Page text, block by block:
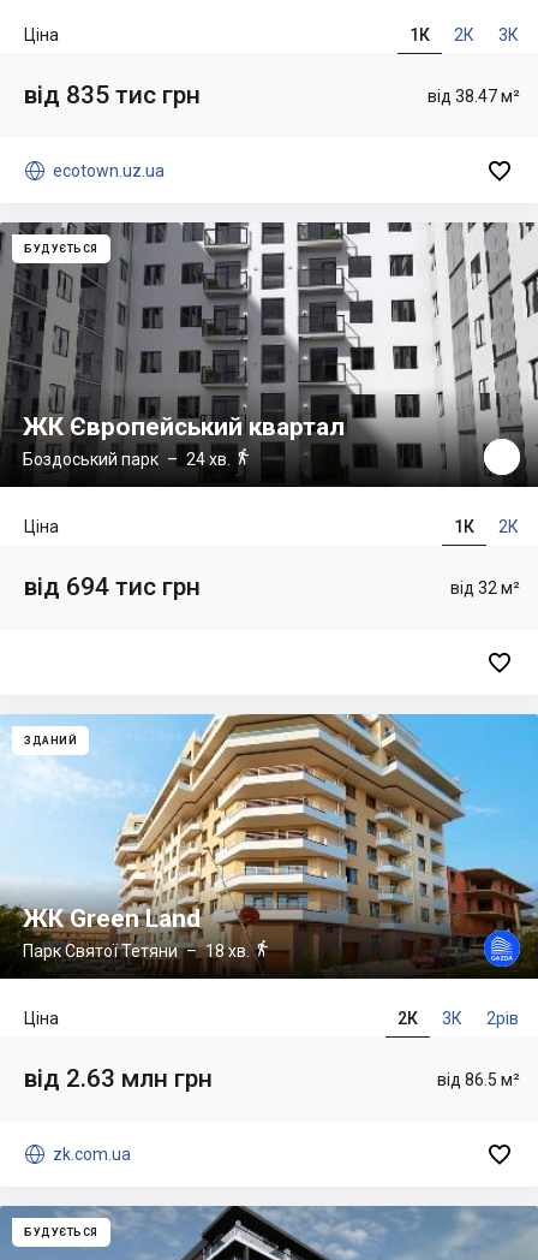
1К 2К 3К
Ціна
від 38.47 м²
від 835 тис грн
 ecotown.uz.ua 
БУДУЄТЬСЯ
ЖК Європейський квартал
Боздоський парк – 24 хв. 
1К 2К
Ціна
від 32 м²
від 694 тис грн

ЗДАНИЙ
ЖК Green Land
Парк Святої Тетяни– 18 хв.
2К 3К 2рів
Ціна
від 86.5 м²
від 2.63 млн грн
 zk.com.ua 
БУДУЄТЬСЯ